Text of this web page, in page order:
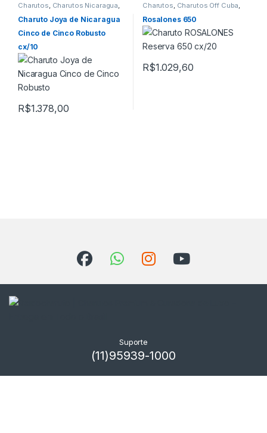
Charutos Charutos Nicaragua
Charutos Off Cuba
Produtos
Charuto Joya de Nicaragua
Cinco de Cinco Robusto
cx/10
R$1.378,00
Charutos Charutos Off Cuba
Rosalones
Rosalones 650
R$1.029,60
Suporte
(11)95939-1000